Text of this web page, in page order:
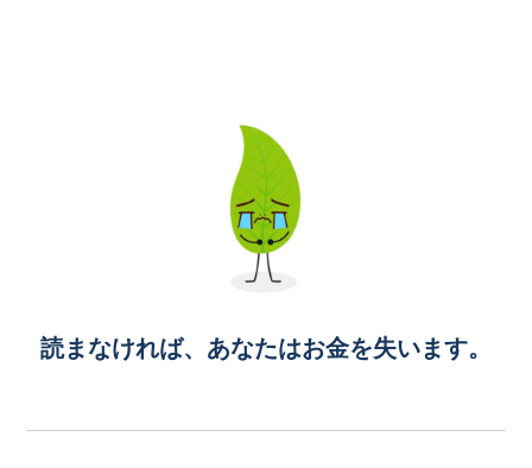
読まなければ、あなたはお金を失います。